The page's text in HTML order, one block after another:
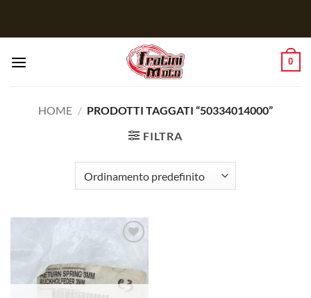
0
HOME / PRODOTTI TAGGATI “50334014000”
FILTRA
alla lista
dei
desideri